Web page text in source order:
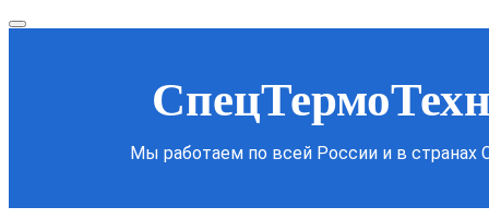
Мы работаем по всей России и в странах